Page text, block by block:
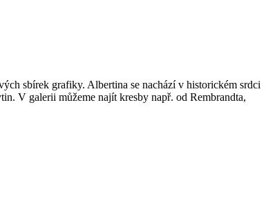
sbírek grafiky. Albertina se nachází v historickém srdci
V galerii můžeme najít kresby např. od Rembrandta,